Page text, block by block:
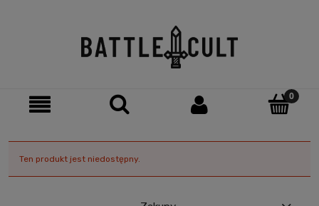
Ten produkt jest niedostępny.